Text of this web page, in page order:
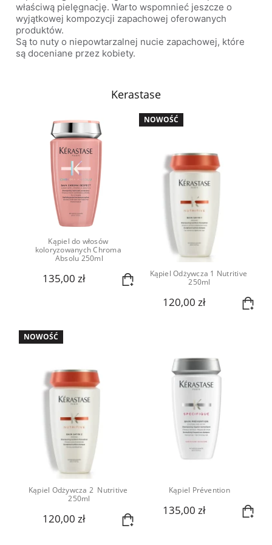
właściwą pielęgnację. Warto wspomnieć jeszcze o
wyjątkowej kompozycji zapachowej oferowanych
produktów.
Są to nuty o niepowtarzalnej nucie zapachowej, które
są doceniane przez kobiety.
Kerastase
Kąpiel do włosów
koloryzowanych Chroma
Absolu 250ml
135,00 zł
Kąpiel Odżywcza 1 Nutritive
250ml
120,00 zł
NOWOŚĆ
Kąpiel Odżywcza 2  Nutritive
250ml
120,00 zł
NOWOŚĆ
Kąpiel Prévention
135,00 zł